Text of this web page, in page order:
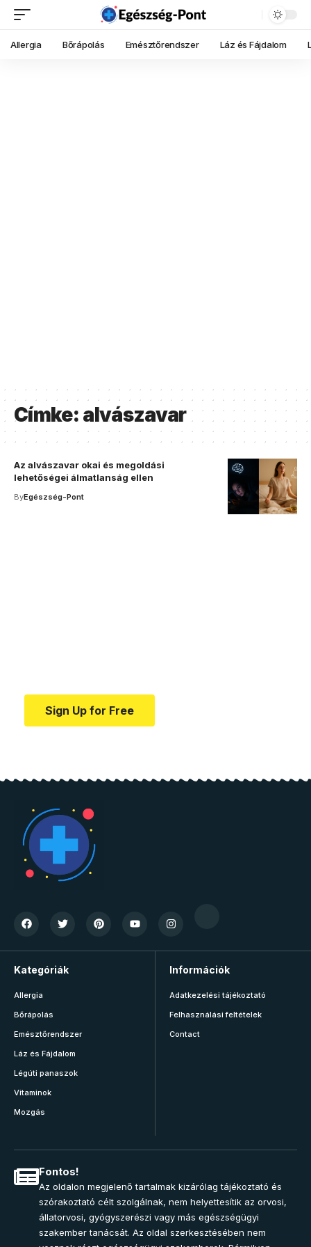
Allergia Bőrápolás Emésztőrendszer Láz és Fájdalom
Címke: alvászavar
Az alvászavar okai és megoldási
lehetőségei álmatlanság ellen
ByEgészség-Pont
Sign Up for Free
Kategóriák
Allergia
Bőrápolás
Emésztőrendszer
Láz és Fájdalom
Légúti panaszok
Vitaminok
Mozgás
Információk
Adatkezelési tájékoztató
Felhasználási feltételek
Contact
Fontos!
Az oldalon megjelenő tartalmak kizárólag tájékoztató és
szórakoztató célt szolgálnak, nem helyettesítik az orvosi,
állatorvosi, gyógyszerészi vagy más egészségügyi
szakember tanácsát. Az oldal szerkesztésében nem